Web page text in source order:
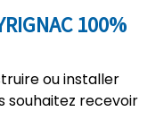
100%
ou installer
souhaitez recevoir